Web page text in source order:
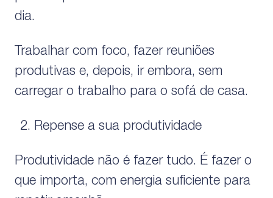
dia.
Trabalhar com foco, fazer reuniões
produtivas e, depois, ir embora, sem
carregar o trabalho para o sofá de casa.
Repense a sua produtividade
Produtividade não é fazer tudo. É fazer o
que importa, com energia suficiente para